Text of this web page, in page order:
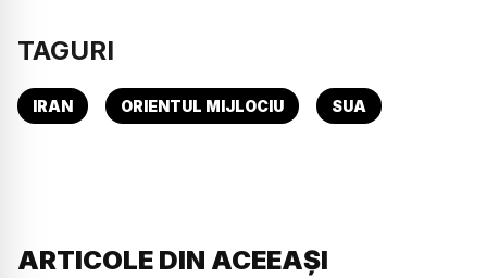
TAGURI
IRAN ORIENTUL MIJLOCIU SUA
ARTICOLE DIN ACEEAȘI